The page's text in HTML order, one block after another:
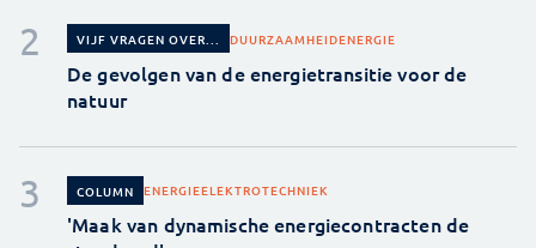
VIJF VRAGEN OVER... DUURZAAMHEIDENERGIE
De gevolgen van de energietransitie voor de
natuur
COLUMN ENERGIEELEKTROTECHNIEK
'Maak van dynamische energiecontracten de